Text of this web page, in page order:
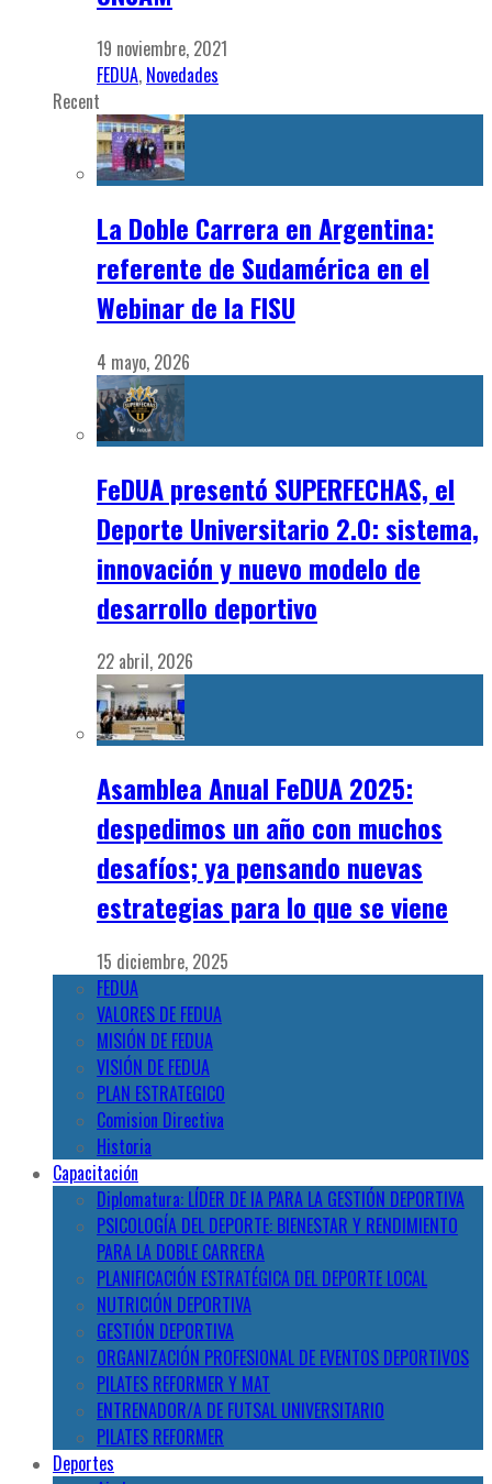
19 noviembre, 2021
FEDUA, Novedades
Recent
La Doble Carrera en Argentina:
referente de Sudamérica en el
Webinar de la FISU
4 mayo, 2026
FeDUA presentó SUPERFECHAS, el
Deporte Universitario 2.0: sistema,
innovación y nuevo modelo de
desarrollo deportivo
22 abril, 2026
Asamblea Anual FeDUA 2025:
despedimos un año con muchos
desafíos; ya pensando nuevas
estrategias para lo que se viene
15 diciembre, 2025
FEDUA
VALORES DE FEDUA
MISIÓN DE FEDUA
VISIÓN DE FEDUA
PLAN ESTRATEGICO
Comision Directiva
Historia
Capacitación
Diplomatura: LÍDER DE IA PARA LA GESTIÓN DEPORTIVA
PSICOLOGÍA DEL DEPORTE: BIENESTAR Y RENDIMIENTO
PARA LA DOBLE CARRERA
PLANIFICACIÓN ESTRATÉGICA DEL DEPORTE LOCAL
NUTRICIÓN DEPORTIVA
GESTIÓN DEPORTIVA
ORGANIZACIÓN PROFESIONAL DE EVENTOS DEPORTIVOS
PILATES REFORMER Y MAT
ENTRENADOR/A DE FUTSAL UNIVERSITARIO
PILATES REFORMER
Deportes